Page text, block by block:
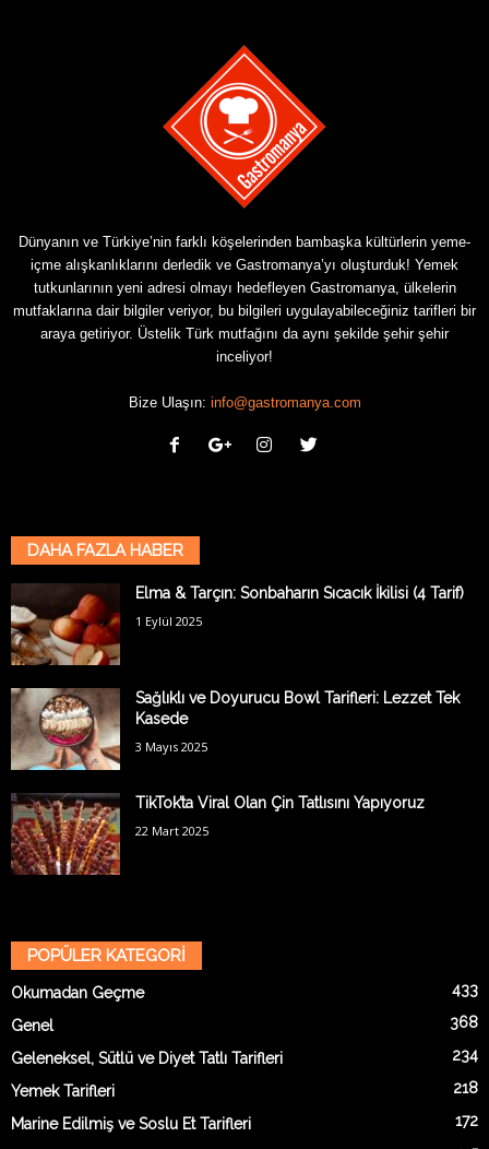
Dünyanın ve Türkiye’nin farklı köşelerinden bambaşka kültürlerin yeme-
içme alışkanlıklarını derledik ve Gastromanya’yı oluşturduk! Yemek
tutkunlarının yeni adresi olmayı hedefleyen Gastromanya, ülkelerin
mutfaklarına dair bilgiler veriyor, bu bilgileri uygulayabileceğiniz tarifleri bir
araya getiriyor. Üstelik Türk mutfağını da aynı şekilde şehir şehir
inceliyor!
Bize Ulaşın: info@gastromanya.com
DAHA FAZLA HABER
Elma & Tarçın: Sonbaharın Sıcacık İkilisi (4 Tarif)
1 Eylül 2025
Sağlıklı ve Doyurucu Bowl Tarifleri: Lezzet Tek
Kasede
3 Mayıs 2025
TikTok’ta Viral Olan Çin Tatlısını Yapıyoruz
22 Mart 2025
POPÜLER KATEGORİ
Okumadan Geçme 433
Genel 368
Geleneksel, Sütlü ve Diyet Tatlı Tarifleri 234
Yemek Tarifleri 218
Marine Edilmiş ve Soslu Et Tarifleri 172